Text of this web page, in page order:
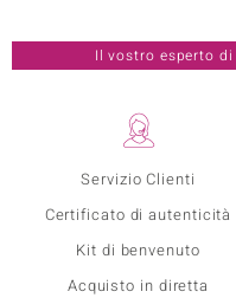
Servizio Clienti
Certificato di autenticità
Kit di benvenuto
Acquisto in diretta
Il vostro esperto